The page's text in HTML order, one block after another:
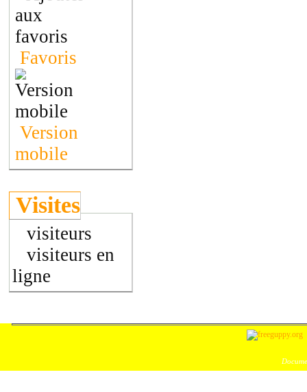
Favoris
Version
mobile
Visites
visiteurs
visiteurs en
ligne